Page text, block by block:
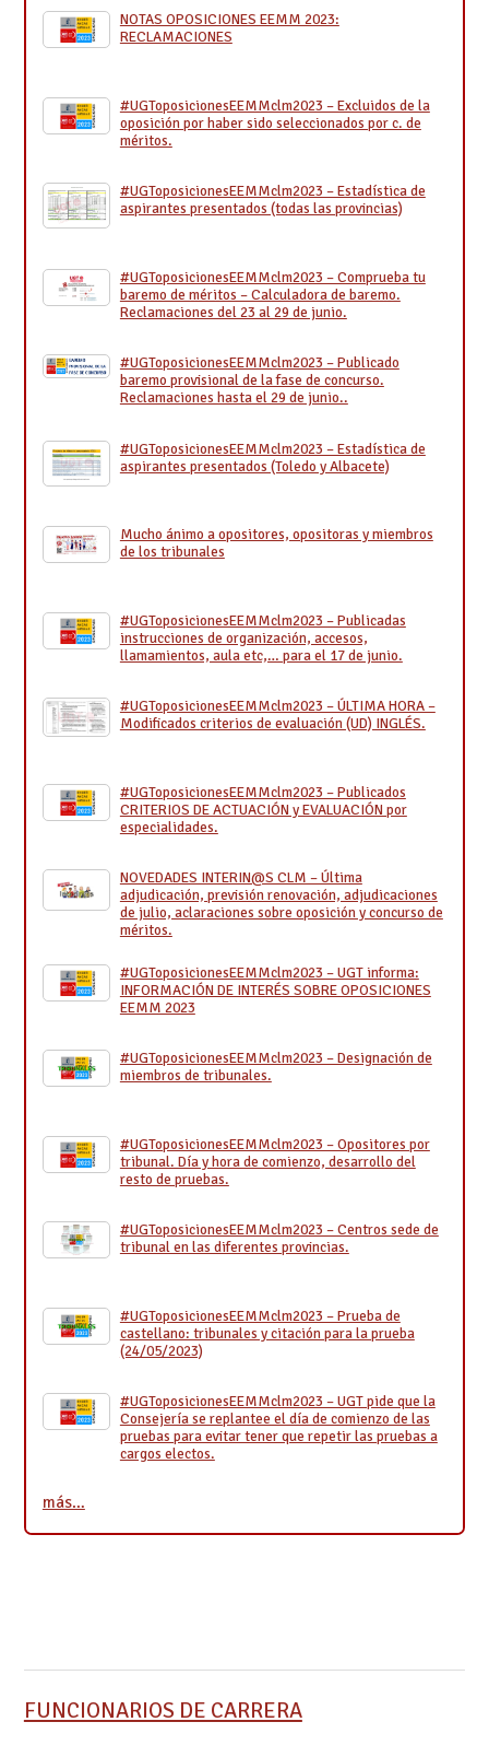
NOTAS OPOSICIONES EEMM 2023:
RECLAMACIONES
#UGToposicionesEEMMclm2023 – Excluidos de la
oposición por haber sido seleccionados por c. de
méritos.
#UGToposicionesEEMMclm2023 – Estadística de
aspirantes presentados (todas las provincias)
#UGToposicionesEEMMclm2023 – Comprueba tu
baremo de méritos – Calculadora de baremo.
Reclamaciones del 23 al 29 de junio.
#UGToposicionesEEMMclm2023 – Publicado
baremo provisional de la fase de concurso.
Reclamaciones hasta el 29 de junio..
#UGToposicionesEEMMclm2023 – Estadística de
aspirantes presentados (Toledo y Albacete)
Mucho ánimo a opositores, opositoras y miembros
de los tribunales
#UGToposicionesEEMMclm2023 – Publicadas
instrucciones de organización, accesos,
llamamientos, aula etc,… para el 17 de junio.
#UGToposicionesEEMMclm2023 – ÚLTIMA HORA –
Modificados criterios de evaluación (UD) INGLÉS.
#UGToposicionesEEMMclm2023 – Publicados
CRITERIOS DE ACTUACIÓN y EVALUACIÓN por
especialidades.
NOVEDADES INTERIN@S CLM – Última
adjudicación, previsión renovación, adjudicaciones
de julio, aclaraciones sobre oposición y concurso de
méritos.
#UGToposicionesEEMMclm2023 – UGT informa:
INFORMACIÓN DE INTERÉS SOBRE OPOSICIONES
EEMM 2023
#UGToposicionesEEMMclm2023 – Designación de
miembros de tribunales.
#UGToposicionesEEMMclm2023 – Opositores por
tribunal. Día y hora de comienzo, desarrollo del
resto de pruebas.
#UGToposicionesEEMMclm2023 – Centros sede de
tribunal en las diferentes provincias.
#UGToposicionesEEMMclm2023 – Prueba de
castellano: tribunales y citación para la prueba
(24/05/2023)
#UGToposicionesEEMMclm2023 – UGT pide que la
Consejería se replantee el día de comienzo de las
pruebas para evitar tener que repetir las pruebas a
cargos electos.
más…
FUNCIONARIOS DE CARRERA